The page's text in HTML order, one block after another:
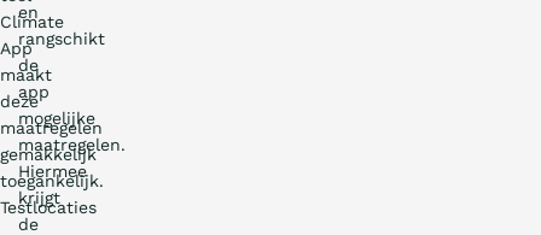
Climate
App
maakt
deze
maatregelen
gemakkelijk
toegankelijk.
Testlocaties
en
rangschikt
de
app
mogelijke
maatregelen.
Hiermee
krijgt
de